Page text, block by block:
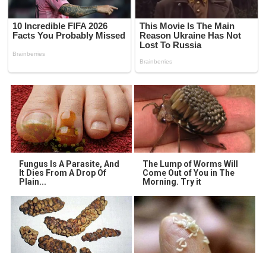
Fungus Is A Parasite, And
It Dies From A Drop Of
Plain...
The Lump of Worms Will
Come Out of You in The
Morning. Try it